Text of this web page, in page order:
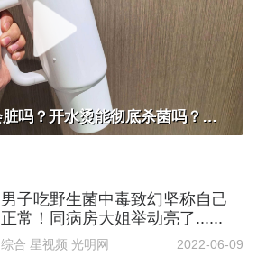
只装白开水就不会脏吗？开水烫能彻底杀菌吗？感控专家详解“吸管杯”藏菌真相｜都视频·热观察
男子吃野生菌中毒致幻坚称自己
正常！同病房大姐举动亮了......
综合 星视频 光明网 2022-06-09